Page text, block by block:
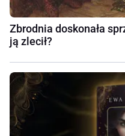
Zbrodnia doskonała
ją zlecił?